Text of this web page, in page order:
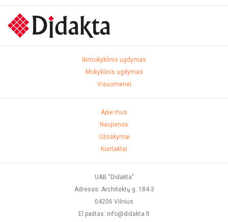
Ikimokyklinis ugdymas
Mokyklinis ugdymas
Visuomenei
Apie mus
Naujienos
Užsakymai
Kontaktai
UAB "Didakta"
Adresas: Architektų g. 184-3
04206 Vilnius
El.paštas: info@didakta.lt